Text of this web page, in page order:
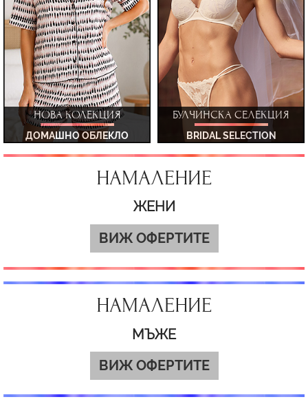
НОВА КОЛЕКЦИЯ
ДОМАШНО ОБЛЕКЛО
БУЛЧИНСКА СЕЛЕКЦИЯ
BRIDAL SELECTION
НАМАЛЕНИЕ
ЖЕНИ
ВИЖ ОФЕРТИТЕ
НАМАЛЕНИЕ
МЪЖЕ
ВИЖ ОФЕРТИТЕ